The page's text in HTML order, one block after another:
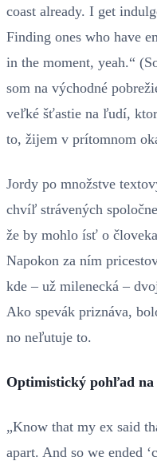
coast already. I get
Finding ones who have
in the moment, yeah.“
som na východné
veľké šťastie na ľudí,
to, žijem v prítomnom
Jordy po množstve
chvíľ strávených
že by mohlo ísť o
Napokon za ním
kde – už milenecká –
Ako spevák priznáva,
no neľutuje to.
Optimistický pohľad
„Know that my ex said
apart. And so we ended